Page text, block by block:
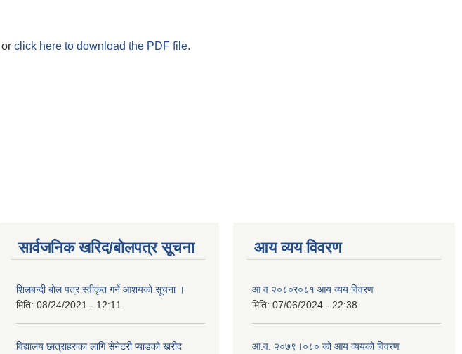
or click here to download the PDF file.
सार्वजनिक खरिद/बोलपत्र सूचना
शिलबन्दी बाेल पत्र स्वीकृत गर्ने आशयको सूचना ।
मिति: 08/24/2021 - 12:11
विद्यालय छात्राहरुका लागि सेनेटरी प्याडको खरीद
आय व्यय विवरण
आ व २०८०र०८१ आय व्यय विवरण
मिति: 07/06/2024 - 22:38
आ.व. २०७९।०८० को आय व्ययको विवरण